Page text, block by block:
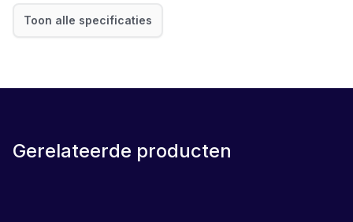
Toon alle specificaties
Gerelateerde producten